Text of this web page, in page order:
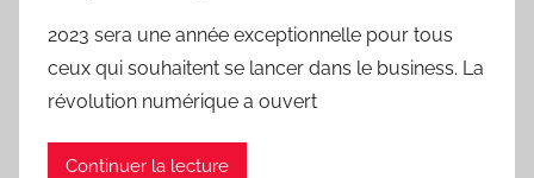
2023 sera une année exceptionnelle pour tous
ceux qui souhaitent se lancer dans le business. La
révolution numérique a ouvert
Continuer la lecture